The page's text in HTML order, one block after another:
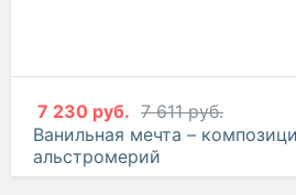
7 230 руб. 7 611 руб.
Ванильная мечта –
альстромерий